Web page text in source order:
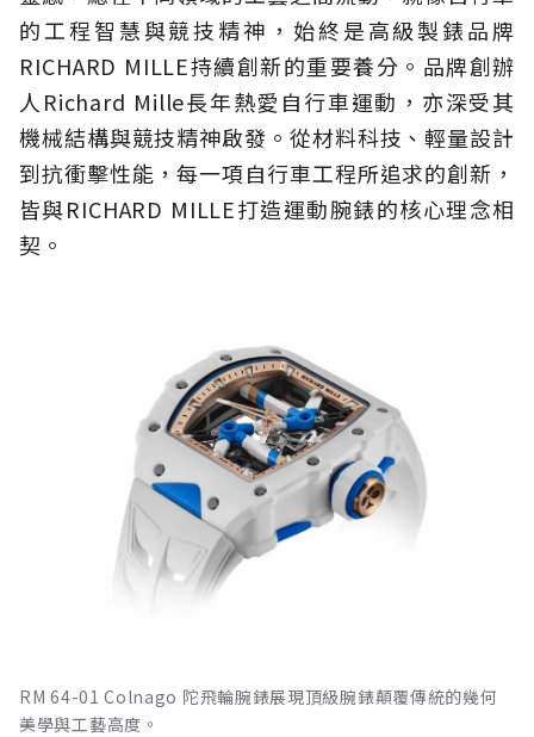
的工程智慧與競技精神，始終是高級製錶品牌
RICHARD MILLE持續創新的重要養分。品牌創辦
人Richard Mille長年熱愛自行車運動，亦深受其
機械結構與競技精神啟發。從材料科技、輕量設計
到抗衝擊性能，每一項自行車工程所追求的創新，
皆與RICHARD MILLE打造運動腕錶的核心理念相
契。
RM 64-01 Colnago 陀飛輪腕錶展現頂級腕錶顛覆傳統的幾何
美學與工藝高度。